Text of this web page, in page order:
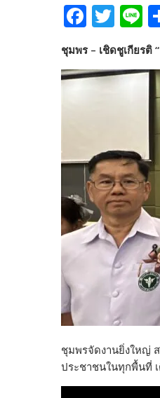
F
ac
e
b
k
T
w
itt
er
Li
n
e
ชุมพร – เชิดชูเกียรติ
ชุมพรจัดงานยิ่งใหญ่
ประชาชนในทุกพื้นที่